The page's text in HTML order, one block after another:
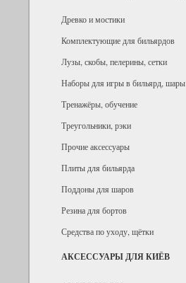
Древко и мостики
Комплектующие для бильярдов
Лузы, скобы, пелерины, сетки
Наборы для игры в бильярд, шары
Тренажёры, обучение
Треугольники, рэки
Прочие аксессуары
Плиты для бильярда
Поддоны для шаров
Резина для бортов
Средства по уходу, щётки
АКСЕССУАРЫ ДЛЯ КИЁВ